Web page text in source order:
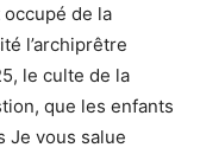
occupé de la
l’archiprêtre
le culte de la
que les enfants
Je vous salue